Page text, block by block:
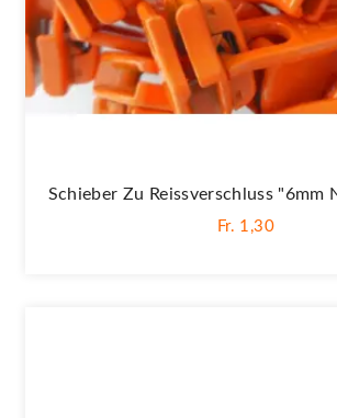
Schieber Zu Reissverschluss "6mm
Fr. 1,30